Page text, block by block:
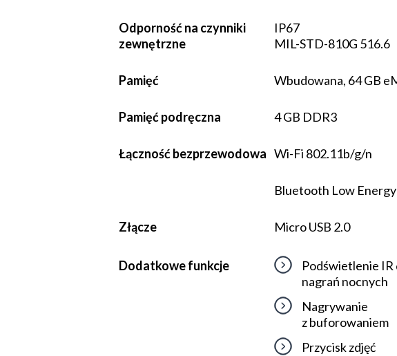
Odporność na czynniki
zewnętrzne
IP67
MIL-STD-810G 516.6
Pamięć Wbudowana, 64 GB
Pamięć podręczna 4 GB DDR3
Łączność bezprzewodowa Wi-Fi 802.11b/g/n
Bluetooth Low Energy
Złącze Micro USB 2.0
Dodatkowe funkcje
Podświetlenie IR
nagrań nocnych
Nagrywanie
z buforowaniem
Przycisk zdjęć